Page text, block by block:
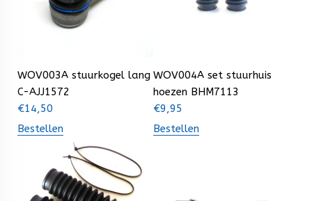
WOV003A stuurkogel lang
C-AJJ1572
€14,50
Bestellen
WOV004A set stuurhuis
hoezen BHM7113
€9,95
Bestellen